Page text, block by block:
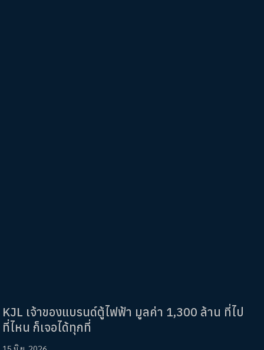
KJL เจ้าของแบรนด์ตู้ไฟฟ้า มูลค่า 1,300 ล้าน ที่ไป
ที่ไหน ก็เจอได้ทุกที่